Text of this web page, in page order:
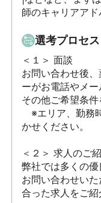
師のキャリアア
選考プロセス
＜１＞ 面談
お問い合わせ後
ーがお電話やメ
その他ご希望条件
※エリア、勤務
かせください。
＜２＞ 求人のご
弊社では多くの優
お問い合わせい
合った求人をご紹